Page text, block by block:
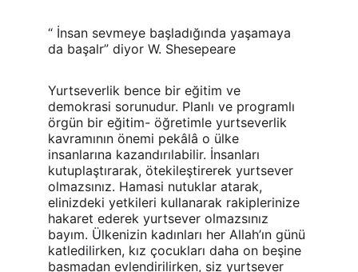
“ İnsan sevmeye başladığında yaşamaya
da başalr” diyor W. Shesepeare
Yurtseverlik bence bir eğitim ve
demokrasi sorunudur. Planlı ve programlı
örgün bir eğitim- öğretimle yurtseverlik
kavramının önemi pekâlâ o ülke
insanlarına kazandırılabilir. İnsanları
kutuplaştırarak, ötekileştirerek yurtsever
olmazsınız. Hamasi nutuklar atarak,
elinizdeki yetkileri kullanarak rakiplerinize
hakaret ederek yurtsever olmazsınız
bayım. Ülkenizin kadınları her Allah’ın günü
katledilirken, kız çocukları daha on beşine
basmadan evlendirilirken, siz yurtsever